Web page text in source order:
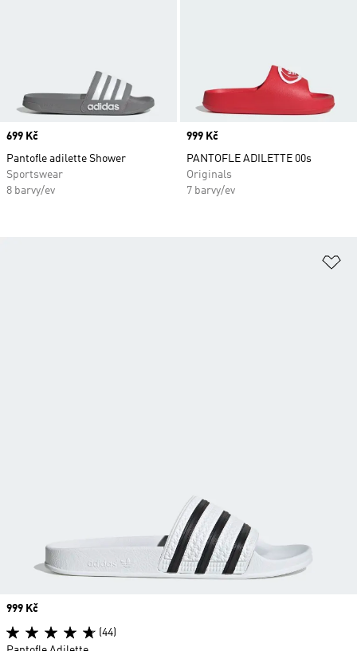
Price
699 Kč
Pantofle adilette Shower
Sportswear
8 barvy/ev
Price
999 Kč
PANTOFLE ADILETTE 00s
Originals
7 barvy/ev
Price
999 Kč
(44)